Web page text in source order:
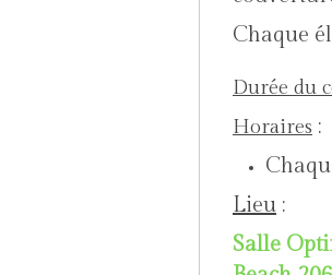
Chaque
Durée du
Horaires :
Lieu :
Salle